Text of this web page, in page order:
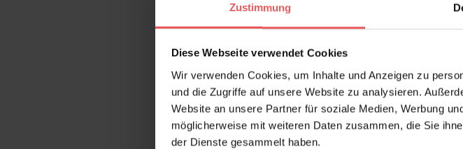
Zustimmung
Diese Webseite verwendet Cookies
Wir verwenden Cookies, um Inhalte und Anzeigen zu
und die Zugriffe auf unsere Website zu analysieren.
Website an unsere Partner für soziale Medien, Werbung
möglicherweise mit weiteren Daten zusammen, die Sie
der Dienste gesammelt haben.